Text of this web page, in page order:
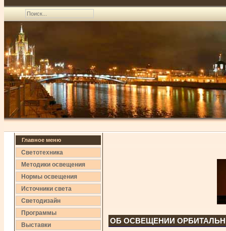
Главное меню
Светотехника
Методики освещения
Нормы освещения
Источники света
Светодизайн
Программы
Выставки
ОБ ОСВЕЩЕНИИ